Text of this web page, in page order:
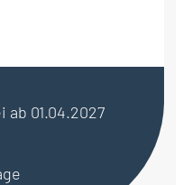
ab 01.04.2027